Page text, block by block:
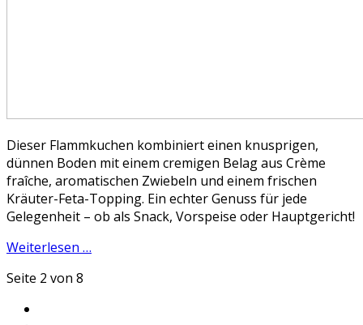
Dieser Flammkuchen kombiniert einen knusprigen,
dünnen Boden mit einem cremigen Belag aus Crème
fraîche, aromatischen Zwiebeln und einem frischen
Kräuter-Feta-Topping. Ein echter Genuss für jede
Gelegenheit – ob als Snack, Vorspeise oder Hauptgericht!
Weiterlesen …
Seite 2 von 8